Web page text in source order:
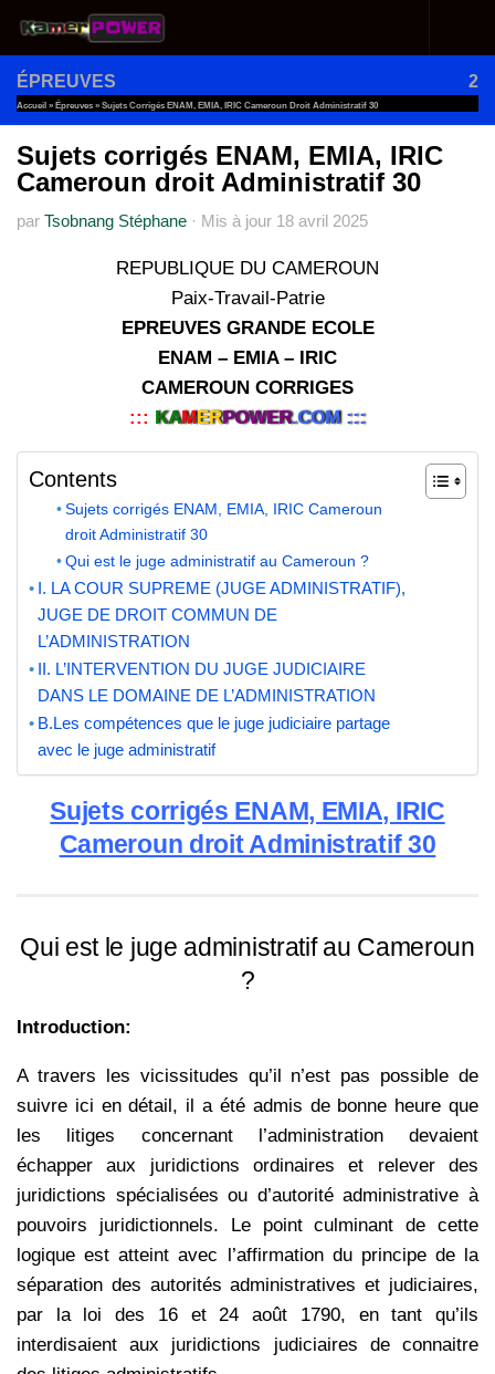
Au dessous du contenu
ÉPREUVES 2
Accueil » Épreuves » Sujets Corrigés ENAM, EMIA, IRIC Cameroun Droit Administratif 30
Sujets corrigés ENAM, EMIA, IRIC
Cameroun droit Administratif 30
par Tsobnang Stéphane · Mis à jour 18 avril 2025
REPUBLIQUE DU CAMEROUN
Paix-Travail-Patrie
EPREUVES GRANDE ECOLE
ENAM – EMIA – IRIC
CAMEROUN CORRIGES
::: KAMERPOWER.COM :::
Contents
Sujets corrigés ENAM, EMIA, IRIC Cameroun
droit Administratif 30
Qui est le juge administratif au Cameroun ?
I. LA COUR SUPREME (JUGE ADMINISTRATIF),
JUGE DE DROIT COMMUN DE
L’ADMINISTRATION
II. L’INTERVENTION DU JUGE JUDICIAIRE
DANS LE DOMAINE DE L’ADMINISTRATION
B.Les compétences que le juge judiciaire partage
avec le juge administratif
Sujets corrigés ENAM, EMIA, IRIC
Cameroun droit Administratif 30
Qui est le juge administratif au Cameroun
?
Introduction:
A travers les vicissitudes qu’il n’est pas possible de
suivre ici en détail, il a été admis de bonne heure que
les litiges concernant l’administration devaient
échapper aux juridictions ordinaires et relever des
juridictions spécialisées ou d’autorité administrative à
pouvoirs juridictionnels. Le point culminant de cette
logique est atteint avec l’affirmation du principe de la
séparation des autorités administratives et judiciaires,
par la loi des 16 et 24 août 1790, en tant qu’ils
interdisaient aux juridictions judiciaires de connaitre